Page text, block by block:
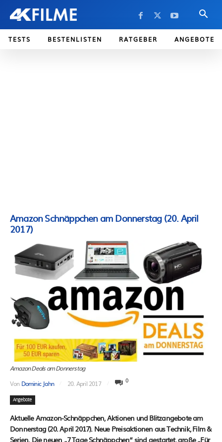
TESTS BESTENLISTEN RATGEBER ANGEBOTE
Amazon Schnäppchen am Donnerstag (20. April
2017)
Amazon Deals am Donnerstag
Von Dominic Jahn 20. April 2017 0
Angebote
Aktuelle Amazon-Schnäppchen, Aktionen und Blitzangebote am
Donnerstag (20. April 2017). Neue Preisaktionen aus Technik, Film &
Serien. Die neuen „7 Tage Schnäppchen“ sind gestartet, große „Für